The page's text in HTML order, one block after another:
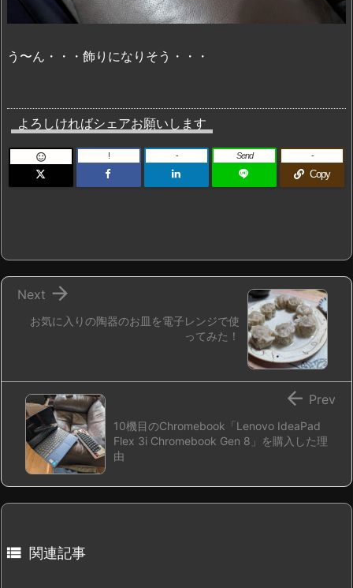
う〜ん・・・飾りになりそう・・・
よろしければシェアお願いします
 ! - Send
Copy
-
お気に入りの陶器のお皿を電子レンジで使
ってみた！

Next
10機目のChromebook「Lenovo IdeaPad
Flex 3i Chromebook Gen 8」を購入した理
由
 Prev
 関連記事